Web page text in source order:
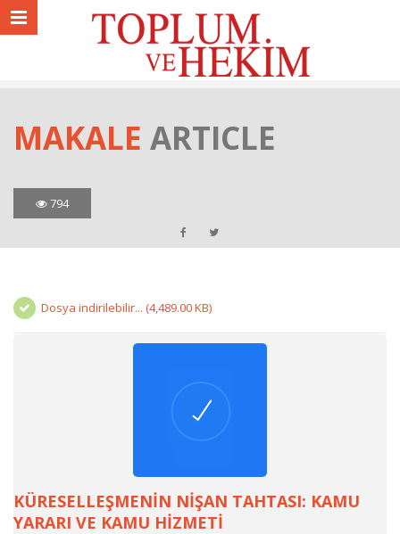
MAKALE ARTICLE
794
Dosya indirilebilir... (4,489.00 KB)
KÜRESELLEŞMENİN NİŞAN TAHTASI: KAMU
YARARI VE KAMU HİZMETİ